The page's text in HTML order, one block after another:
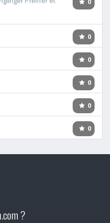
0
0
0
0
0
0
?